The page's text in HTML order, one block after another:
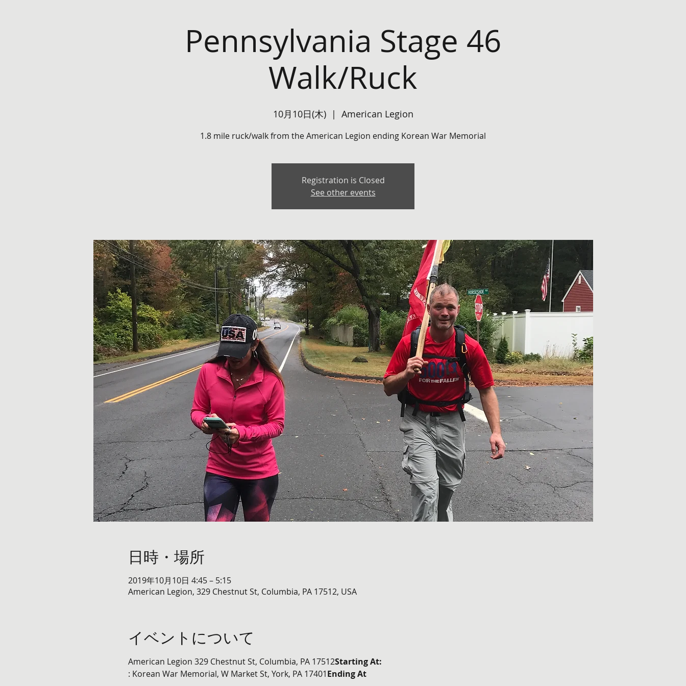
Pennsylvania Stage 46
Walk/Ruck
10月10日(木)
  |
American Legion
1.8 mile ruck/walk from the American Legion ending Korean War Memorial
Registration is Closed
See other events
日時・場所
2019年10月10日 4:45 – 5:15
American Legion, 329 Chestnut St, Columbia, PA 17512, USA
イベントについて
American Legion 329 Chestnut St, Columbia, PA 17512Starting At:
: Korean War Memorial, W Market St, York, PA 17401Ending At